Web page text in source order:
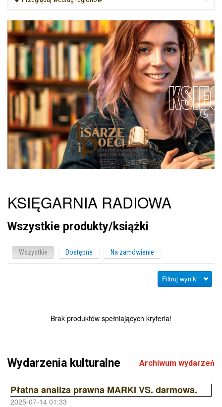
KSIĘGARNIA RADIOWA
Wszystkie produkty/książki
Wszystkie Dostępne Na zamówienie
Filtruj wyniki
Brak produktów spełniających kryteria!
Wydarzenia kulturalne Archiwum wydarzeń
Płatna analiza prawna MARKI VS. darmowa.
2025-07-14 01:33